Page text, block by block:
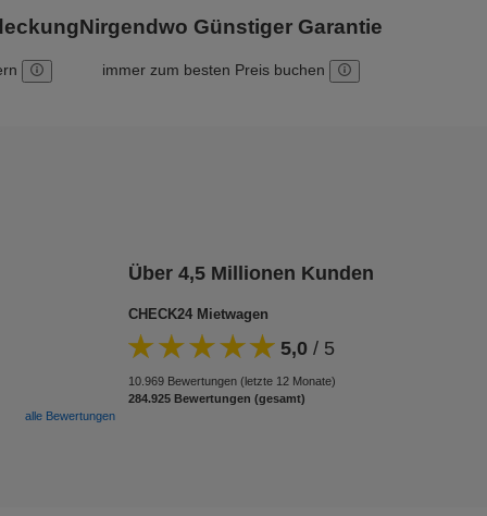
Nirgendwo Günstiger Garantie
immer zum besten Preis buchen
Über 4,5 Millionen Kunden
CHECK24 Mietwagen
5,0 / 5
10.969 Bewertungen (letzte 12 Monate)
284.925 Bewertungen (gesamt)
alle Bewertungen